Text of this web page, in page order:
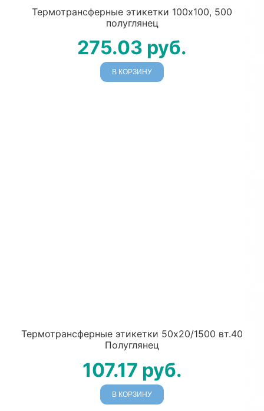
Термотрансферные этикетки 100х100, 500
полуглянец
275.03 руб.
В КОРЗИНУ
Термотрансферные этикетки 50х20/1500 вт.40
Полуглянец
107.17 руб.
В КОРЗИНУ